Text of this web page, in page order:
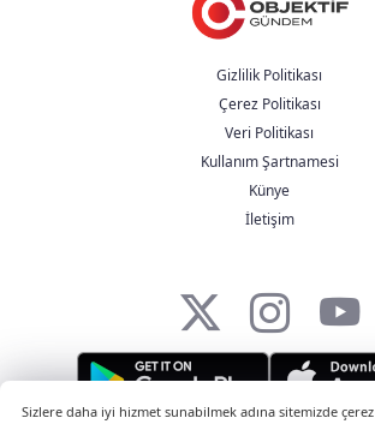
Gizlilik Politikası
Çerez Politikası
Veri Politikası
Kullanım Şartnamesi
Künye
İletişim
Sizlere daha iyi hizmet sunabilmek adına sitemizde çerez